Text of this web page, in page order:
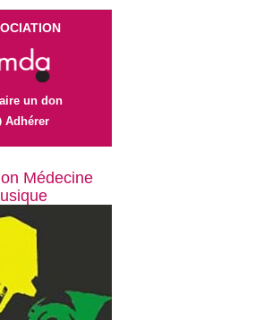
un don
Adhérer
Médecine